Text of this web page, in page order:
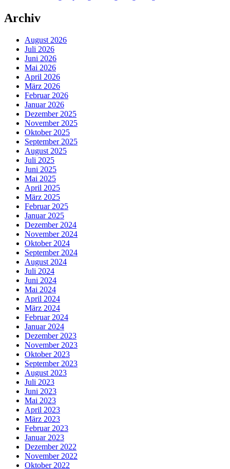
Archiv
August 2026
Juli 2026
Juni 2026
Mai 2026
April 2026
März 2026
Februar 2026
Januar 2026
Dezember 2025
November 2025
Oktober 2025
September 2025
August 2025
Juli 2025
Juni 2025
Mai 2025
April 2025
März 2025
Februar 2025
Januar 2025
Dezember 2024
November 2024
Oktober 2024
September 2024
August 2024
Juli 2024
Juni 2024
Mai 2024
April 2024
März 2024
Februar 2024
Januar 2024
Dezember 2023
November 2023
Oktober 2023
September 2023
August 2023
Juli 2023
Juni 2023
Mai 2023
April 2023
März 2023
Februar 2023
Januar 2023
Dezember 2022
November 2022
Oktober 2022